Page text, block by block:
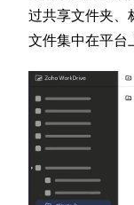
过共享文件夹、
文件集中在平台